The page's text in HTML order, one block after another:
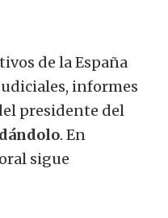
de la España
informes
presidente del
. En
sigue